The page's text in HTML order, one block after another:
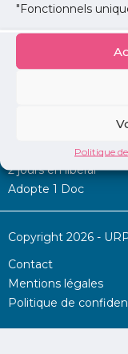
"Fonctionnels
Politique
Permanence d’aide
2 jours en libéral
Adopte 1 Doc
Copyright 2026 -
Contact
Mentions légales
Politique de